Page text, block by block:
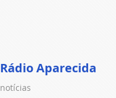
Rádio Aparecida
notícias